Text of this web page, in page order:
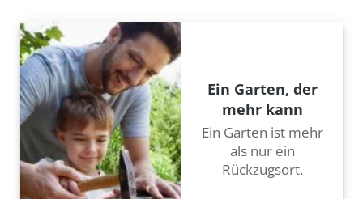
Ein Garten, der
mehr kann
Ein Garten ist mehr
als nur ein
Rückzugsort.